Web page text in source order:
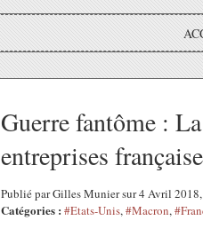
Guerre fantôme :
entreprises
Publié par Gilles Munier sur 4 Avril
Catégories : #Etats-Unis,#Macron,